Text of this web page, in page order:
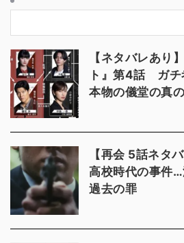
【ネタバレあり
ト』第4話 ガチ
本物の儀堂の真
【再会 5話ネタ
高校時代の事件
過去の罪